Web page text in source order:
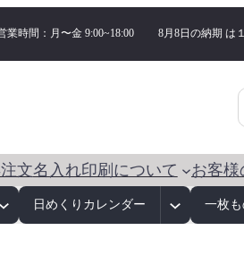
業時間：月〜金 9:00~18:00 8月8日の納期 は
文名入れ印刷について お客様
日めくりカレンダー 一枚